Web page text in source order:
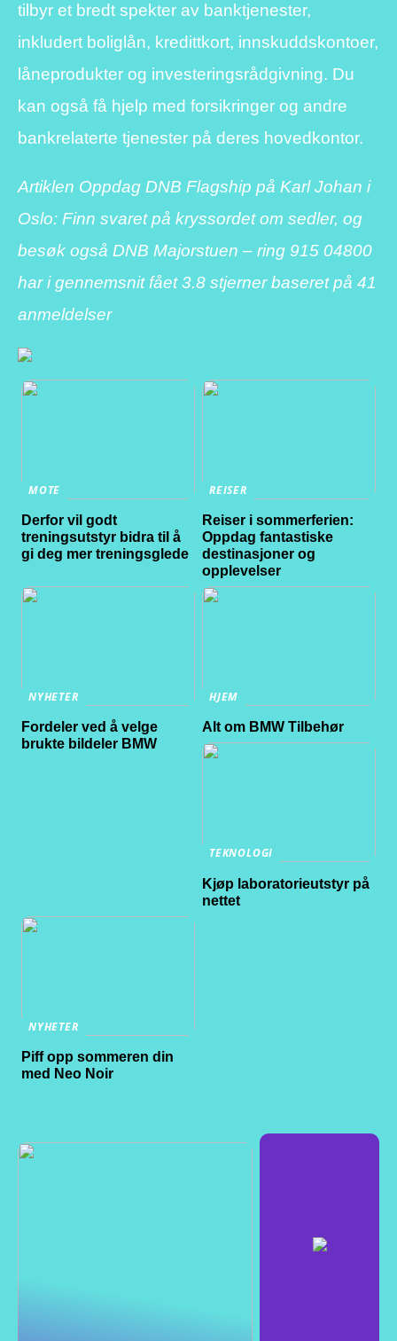
tilbyr et bredt spekter av banktjenester,
inkludert boliglån, kredittkort, innskuddskontoer,
låneprodukter og investeringsrådgivning. Du
kan også få hjelp med forsikringer og andre
bankrelaterte tjenester på deres hovedkontor.
Artiklen Oppdag DNB Flagship på Karl Johan i
Oslo: Finn svaret på kryssordet om sedler, og
besøk også DNB Majorstuen – ring 915 04800
har i gennemsnit fået3.8 stjerner baseret på 41
anmeldelser
MOTE
Derfor vil godt
treningsutstyr bidra til å
gi deg mer treningsglede
REISER
Reiser i sommerferien:
Oppdag fantastiske
destinasjoner og
opplevelser
NYHETER
Fordeler ved å velge
brukte bildeler BMW
HJEM
Alt om BMW Tilbehør
TEKNOLOGI
Kjøp laboratorieutstyr på
nettet
NYHETER
Piff opp sommeren din
med Neo Noir